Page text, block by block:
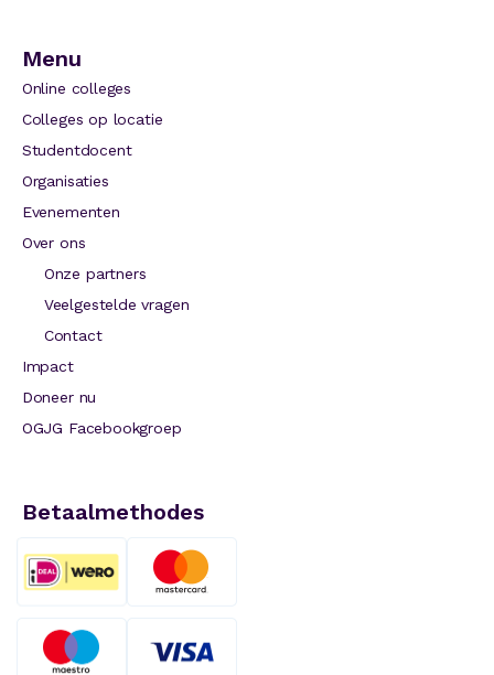
Menu
Online colleges
Colleges op locatie
Studentdocent
Organisaties
Evenementen
Over ons
Onze partners
Veelgestelde vragen
Contact
Impact
Doneer nu
OGJG Facebookgroep
Betaalmethodes